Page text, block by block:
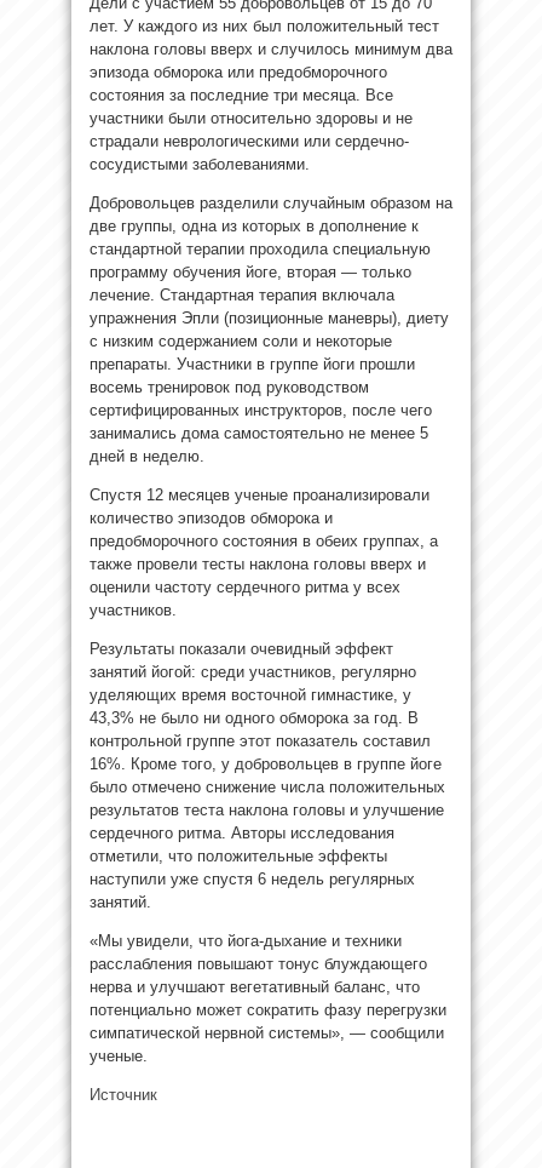
лет. У каждого из них был положительный тест
наклона головы вверх и случилось минимум два
эпизода обморока или предобморочного
состояния за последние три месяца. Все
участники были относительно здоровы и не
страдали неврологическими или сердечно-
сосудистыми заболеваниями.
Добровольцев разделили случайным образом на
две группы, одна из которых в дополнение к
стандартной терапии проходила специальную
программу обучения йоге, вторая — только
лечение. Стандартная терапия включала
упражнения Эпли (позиционные маневры), диету
с низким содержанием соли и некоторые
препараты. Участники в группе йоги прошли
восемь тренировок под руководством
сертифицированных инструкторов, после чего
занимались дома самостоятельно не менее 5
дней в неделю.
Спустя 12 месяцев ученые проанализировали
количество эпизодов обморока и
предобморочного состояния в обеих группах, а
также провели тесты наклона головы вверх и
оценили частоту сердечного ритма у всех
участников.
Результаты показали очевидный эффект
занятий йогой: среди участников, регулярно
уделяющих время восточной гимнастике, у
43,3% не было ни одного обморока за год. В
контрольной группе этот показатель составил
16%. Кроме того, у добровольцев в группе йоге
было отмечено снижение числа положительных
результатов теста наклона головы и улучшение
сердечного ритма. Авторы исследования
отметили, что положительные эффекты
наступили уже спустя 6 недель регулярных
занятий.
«Мы увидели, что йога-дыхание и техники
расслабления повышают тонус блуждающего
нерва и улучшают вегетативный баланс, что
потенциально может сократить фазу перегрузки
симпатической нервной системы», — сообщили
ученые.
Источник